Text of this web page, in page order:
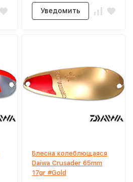
Уведомить
Блесна колеблющаяся
Daiwa Crusader 65mm
17gr #Gold